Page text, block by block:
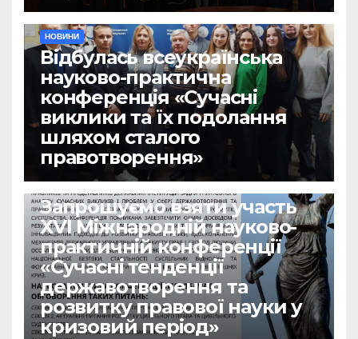
НОВИНИ
Відбулась всеукраїнська
науково-практична
конференція «Сучасні
виклики та їх подолання
шляхом сталого
правотворення»
Запрошуємо взяти участь
ХVІ Міжнародній науково-
практичній конференції
«Сучасні тенденції
державотворення та
розвитку правової науки у
кризовий період»